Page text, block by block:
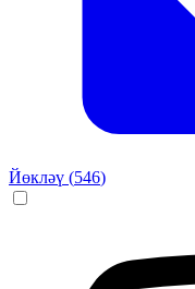
Йөкләү (546)